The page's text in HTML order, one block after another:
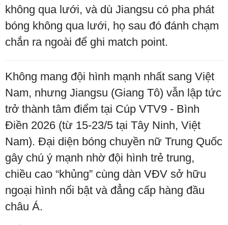
không qua lưới, và dù Jiangsu có pha phát
bóng không qua lưới, họ sau đó đánh chạm
chắn ra ngoài để ghi match point.
Không mang đội hình mạnh nhất sang Việt
Nam, nhưng Jiangsu (Giang Tô) vẫn lập tức
trở thành tâm điểm tại Cúp VTV9 - Bình
Điền 2026 (từ 15-23/5 tại Tây Ninh, Việt
Nam). Đại diện bóng chuyền nữ Trung Quốc
gây chú ý mạnh nhờ đội hình trẻ trung,
chiều cao “khủng” cùng dàn VĐV sở hữu
ngoại hình nổi bật và đẳng cấp hàng đầu
châu Á.